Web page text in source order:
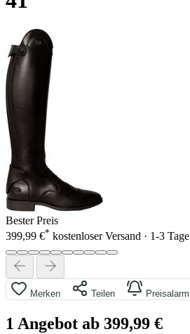
Bester Preis
399,99 €* kostenloser Versand · 1-3 Tage
Merken Teilen Preisalarm
1 Angebot ab 399,99 €